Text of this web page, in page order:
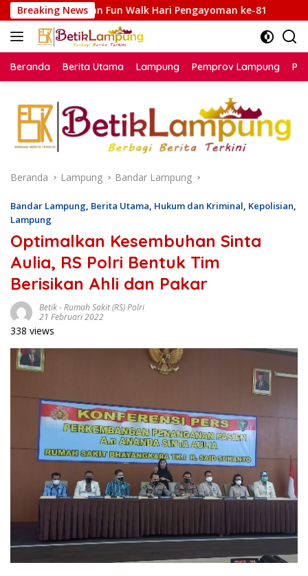
Langsung
ke
konten
Breaking News
Walk Hari Pengayoman ke-81 Kakanwil Ditjenpas
Beranda Berita Utama Lampung Pemprov Lampung
Beranda Lampung Bandar Lampung
Bandar Lampung, Berita Utama, Hukum dan Kriminal, Kepolisian,
Lampung
Optimalkan Kesembuhan Sinta
Aulia, RS Polri Bentuk Tim
Berisikan Ahli dan Pakar
Betik-Rumah Sakit (RS) Polri
21 Februari 2022
338 views